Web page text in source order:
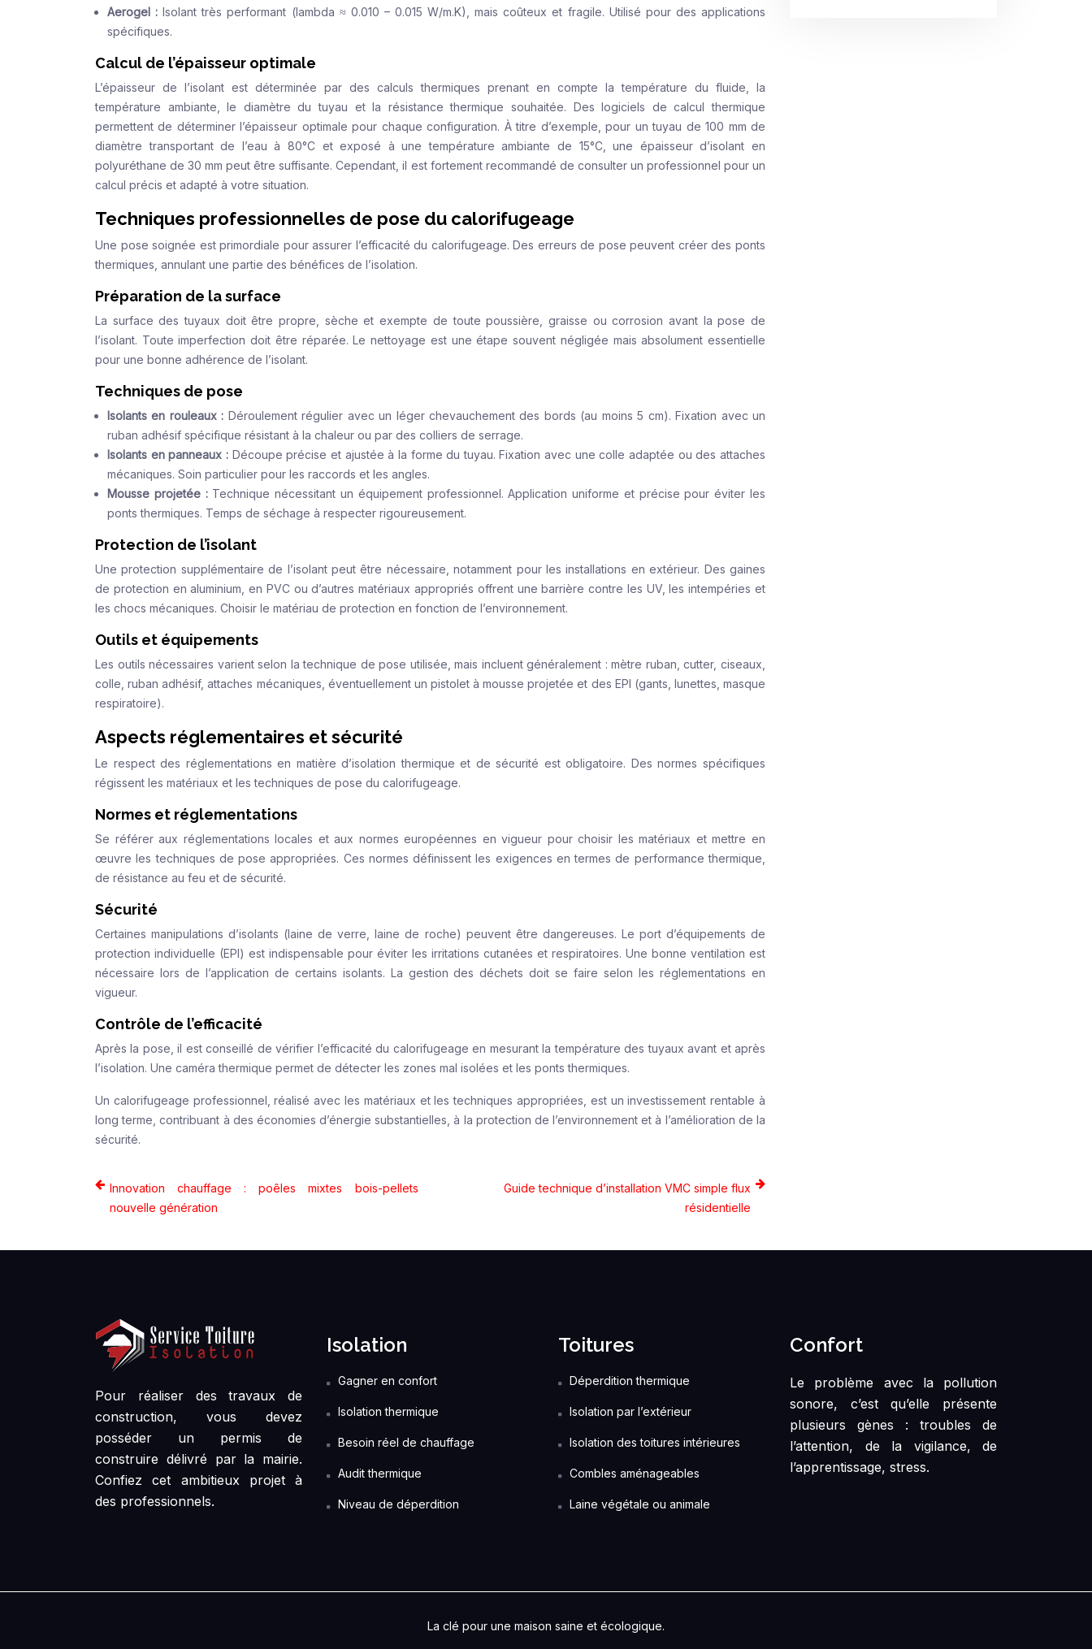
Aerogel :Isolant très performant (lambda ≈ 0.010 – 0.015 W/m.K), mais coûteux et fragile. Utilisé pour des applications
spécifiques.
Calcul de l’épaisseur optimale
L’épaisseur de l’isolant est déterminée par des calculs thermiques prenant en compte la température du fluide, la
température ambiante, le diamètre du tuyau et la résistance thermique souhaitée. Des logiciels de calcul thermique
permettent de déterminer l’épaisseur optimale pour chaque configuration. À titre d’exemple, pour un tuyau de 100 mm de
diamètre transportant de l’eau à 80°C et exposé à une température ambiante de 15°C, une épaisseur d’isolant en
polyuréthane de 30 mm peut être suffisante. Cependant, il est fortement recommandé de consulter un professionnel pour un
calcul précis et adapté à votre situation.
Techniques professionnelles de pose du calorifugeage
Une pose soignée est primordiale pour assurer l’efficacité du calorifugeage. Des erreurs de pose peuvent créer des ponts
thermiques, annulant une partie des bénéfices de l’isolation.
Préparation de la surface
La surface des tuyaux doit être propre, sèche et exempte de toute poussière, graisse ou corrosion avant la pose de
l’isolant. Toute imperfection doit être réparée. Le nettoyage est une étape souvent négligée mais absolument essentielle
pour une bonne adhérence de l’isolant.
Techniques de pose
Isolants en rouleaux : Déroulement régulier avec un léger chevauchement des bords (au moins 5 cm). Fixation avec un
ruban adhésif spécifique résistant à la chaleur ou par des colliers de serrage.
Isolants en panneaux : Découpe précise et ajustée à la forme du tuyau. Fixation avec une colle adaptée ou des attaches
mécaniques. Soin particulier pour les raccords et les angles.
Mousse projetée : Technique nécessitant un équipement professionnel. Application uniforme et précise pour éviter les
ponts thermiques. Temps de séchage à respecter rigoureusement.
Protection de l’isolant
Une protection supplémentaire de l’isolant peut être nécessaire, notamment pour les installations en extérieur. Des gaines
de protection en aluminium, en PVC ou d’autres matériaux appropriés offrent une barrière contre les UV, les intempéries et
les chocs mécaniques. Choisir le matériau de protection en fonction de l’environnement.
Outils et équipements
Les outils nécessaires varient selon la technique de pose utilisée, mais incluent généralement : mètre ruban, cutter, ciseaux,
colle, ruban adhésif, attaches mécaniques, éventuellement un pistolet à mousse projetée et des EPI (gants, lunettes, masque
respiratoire).
Aspects réglementaires et sécurité
Le respect des réglementations en matière d’isolation thermique et de sécurité est obligatoire. Des normes spécifiques
régissent les matériaux et les techniques de pose du calorifugeage.
Normes et réglementations
Se référer aux réglementations locales et aux normes européennes en vigueur pour choisir les matériaux et mettre en
œuvre les techniques de pose appropriées. Ces normes définissent les exigences en termes de performance thermique,
de résistance au feu et de sécurité.
Sécurité
Certaines manipulations d’isolants (laine de verre, laine de roche) peuvent être dangereuses. Le port d’équipements de
protection individuelle (EPI) est indispensable pour éviter les irritations cutanées et respiratoires. Une bonne ventilation est
nécessaire lors de l’application de certains isolants. La gestion des déchets doit se faire selon les réglementations en
vigueur.
Contrôle de l’efficacité
Après la pose, il est conseillé de vérifier l’efficacité du calorifugeage en mesurant la température des tuyaux avant et après
l’isolation. Une caméra thermique permet de détecter les zones mal isolées et les ponts thermiques.
Un calorifugeage professionnel, réalisé avec les matériaux et les techniques appropriées, est un investissement rentable à
long terme, contribuant à des économies d’énergie substantielles, à la protection de l’environnement et à l’amélioration de la
sécurité.
Innovation chauffage : poêles mixtes bois-pellets
nouvelle génération
Guide technique d’installation VMC simple flux
résidentielle
Pour réaliser des travaux de
construction, vous devez
posséder un permis de
construire délivré par la mairie.
Confiez cet ambitieux projet à
des professionnels.
Isolation
Gagner en confort
Isolation thermique
Besoin réel de chauffage
Audit thermique
Niveau de déperdition
Toitures
Déperdition thermique
Isolation par l’extérieur
Isolation des toitures intérieures
Combles aménageables
Laine végétale ou animale
Confort
Le problème avec la pollution
sonore, c’est qu’elle présente
plusieurs gènes : troubles de
l’attention, de la vigilance, de
l’apprentissage, stress.
La clé pour une maison saine et écologique.